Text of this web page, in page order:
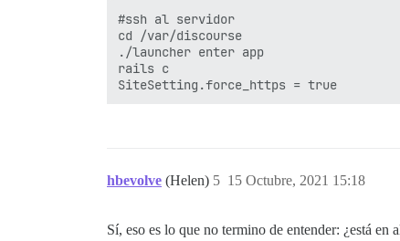
#ssh al servidor
cd /var/discourse
./launcher enter app
rails c
hbevolve (Helen) 15 Octubre, 2021 15:18
5
Sí, eso es lo que no termino de entender: ¿está